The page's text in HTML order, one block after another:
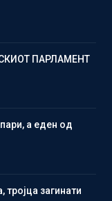
ПАРЛАМЕНТ
а еден од
тројца загинати